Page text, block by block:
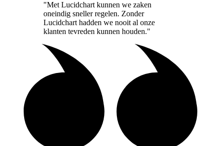
"Met Lucidchart kunnen we zaken
oneindig sneller regelen. Zonder
Lucidchart hadden we nooit al onze
klanten tevreden kunnen houden."